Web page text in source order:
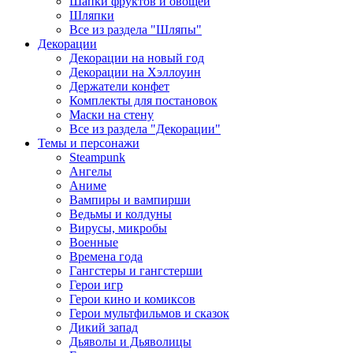
Шляпки
Все из раздела "Шляпы"
Декорации
Декорации на новый год
Декорации на Хэллоуин
Держатели конфет
Комплекты для постановок
Маски на стену
Все из раздела "Декорации"
Темы и персонажи
Steampunk
Ангелы
Аниме
Вампиры и вампирши
Ведьмы и колдуны
Вирусы, микробы
Военные
Времена года
Гангстеры и гангстерши
Герои игр
Герои кино и комиксов
Герои мультфильмов и сказок
Дикий запад
Дьяволы и Дьяволицы